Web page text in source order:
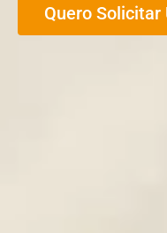
Quero Solicitar